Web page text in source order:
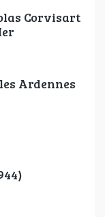
Corvisart
Ardennes